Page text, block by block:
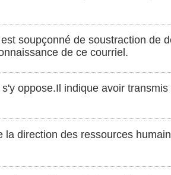
soupçonné de soustraction de
de ce courriel.
oppose.Il indique avoir
la direction des ressources